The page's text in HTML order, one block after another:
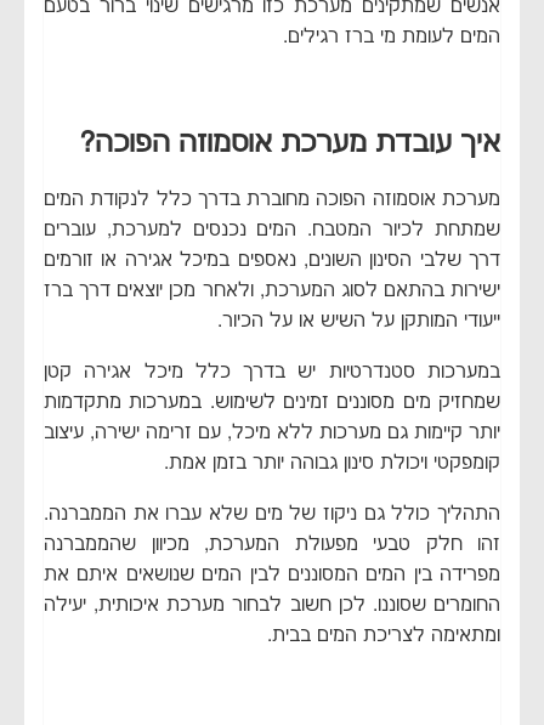
אנשים שמתקינים מערכת כזו מרגישים שינוי ברור בטעם
המים לעומת מי ברז רגילים.
איך עובדת מערכת אוסמוזה הפוכה?
מערכת אוסמוזה הפוכה מחוברת בדרך כלל לנקודת המים
שמתחת לכיור המטבח. המים נכנסים למערכת, עוברים
דרך שלבי הסינון השונים, נאספים במיכל אגירה או זורמים
ישירות בהתאם לסוג המערכת, ולאחר מכן יוצאים דרך ברז
ייעודי המותקן על השיש או על הכיור.
במערכות סטנדרטיות יש בדרך כלל מיכל אגירה קטן
שמחזיק מים מסוננים זמינים לשימוש. במערכות מתקדמות
יותר קיימות גם מערכות ללא מיכל, עם זרימה ישירה, עיצוב
קומפקטי ויכולת סינון גבוהה יותר בזמן אמת.
התהליך כולל גם ניקוז של מים שלא עברו את הממברנה.
זהו חלק טבעי מפעולת המערכת, מכיוון שהממברנה
מפרידה בין המים המסוננים לבין המים שנושאים איתם את
החומרים שסוננו. לכן חשוב לבחור מערכת איכותית, יעילה
ומתאימה לצריכת המים בבית.